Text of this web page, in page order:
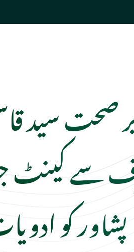
صحت سید
سے کینٹ
پشاور کو